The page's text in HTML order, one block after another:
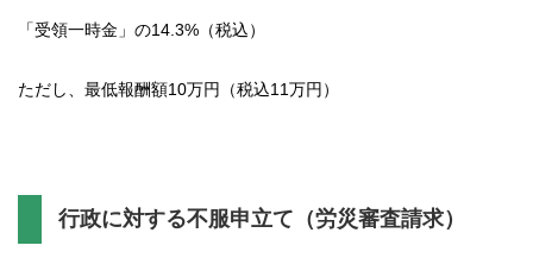
「受領一時金」の14.3%（税込）
ただし、最低報酬額10万円（税込11万円）
行政に対する不服申立て（労災審査請求）